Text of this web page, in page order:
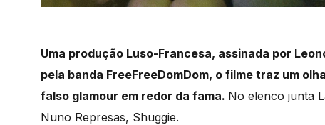
Uma produção Luso-Francesa, assinada por
pela banda FreeFreeDomDom, o filme traz um
falso glamour em redor da fama. No elenco junta
Nuno Represas, Shuggie.